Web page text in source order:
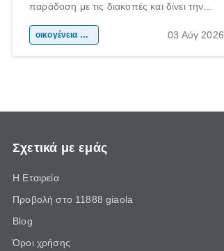
παράδοση με τις διακοπές και δίνει την
χώρας. Είτε πρόκειται για λίγες μέρες
οικογένεια & παιδί 03 Αύγ 2026
Σχετικά με εμάς
Η Εταιρεία
Προβολή στο 11888 giaola
Blog
Όροι χρήσης